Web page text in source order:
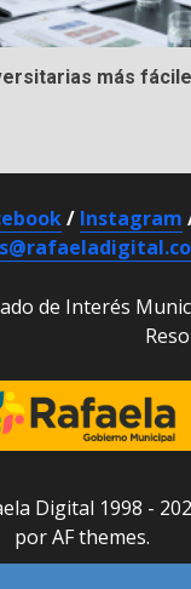
más
/ Instagram
de Interés
Digital 1998 -
por AF themes.